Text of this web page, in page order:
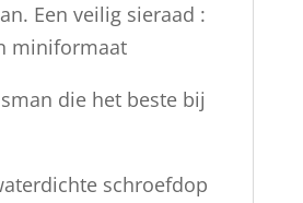
Een veilig sieraad :
miniformaat
die het beste bij
schroefdop